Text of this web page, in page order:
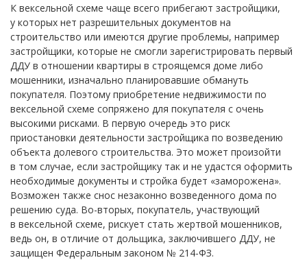
К вексельной схеме чаще всего прибегают застройщики,
у которых нет разрешительных документов на
строительство или имеются другие проблемы, например
застройщики, которые не смогли зарегистрировать первый
ДДУ в отношении квартиры в строящемся доме либо
мошенники, изначально планировавшие обмануть
покупателя. Поэтому приобретение недвижимости по
вексельной схеме сопряжено для покупателя с очень
высокими рисками. В первую очередь это риск
приостановки деятельности застройщика по возведению
объекта долевого строительства. Это может произойти
в том случае, если застройщику так и не удастся оформить
необходимые документы и стройка будет «заморожена».
Возможен также снос незаконно возведенного дома по
решению суда. Во-вторых, покупатель, участвующий
в вексельной схеме, рискует стать жертвой мошенников,
ведь он, в отличие от дольщика, заключившего ДДУ, не
защищен Федеральным законом № 214-ФЗ.